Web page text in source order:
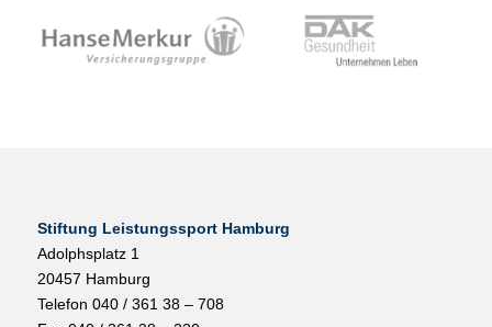
Stiftung Leistungssport Hamburg
Adolphsplatz 1
20457 Hamburg
Telefon 040 / 361 38 – 708